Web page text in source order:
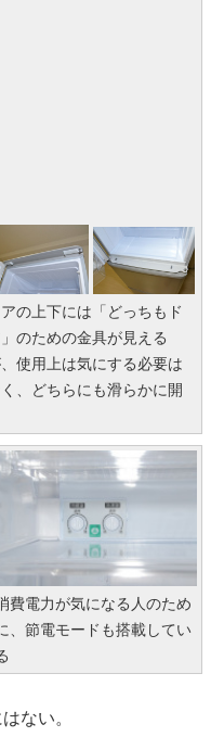
アの上下には「どっちもド
のための金具が見える
使用上は気にする必要は
、どちらにも滑らかに開
費電力が気になる人のため
、節電モードも搭載してい
ない。